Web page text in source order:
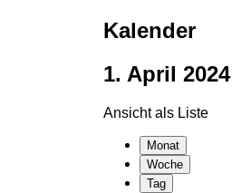
Kalender
1. April 2024
Ansicht als Liste
Monat
Woche
Tag